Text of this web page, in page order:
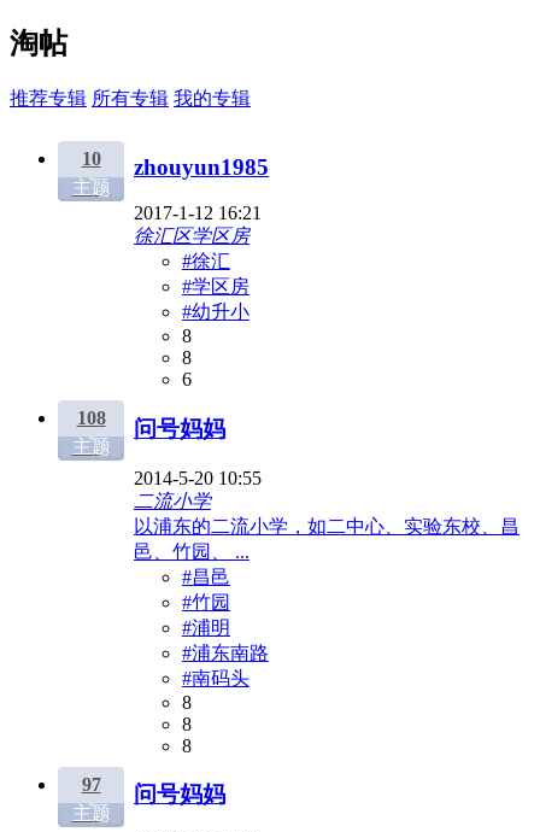
淘帖
推荐专辑 所有专辑 我的专辑
10
主题
zhouyun1985
2017-1-12 16:21
徐汇区学区房
#徐汇
#学区房
#幼升小
8
8
6
108
主题
问号妈妈
2014-5-20 10:55
二流小学
以浦东的二流小学，如二中心、实验东校、昌
邑、竹园、 ...
#昌邑
#竹园
#浦明
#浦东南路
#南码头
8
8
8
97
主题
问号妈妈